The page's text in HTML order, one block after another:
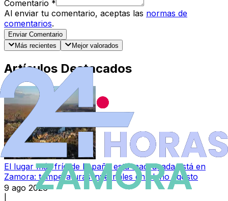
Comentario *
Al enviar tu comentario, aceptas las normas de
comentarios.
Enviar Comentario
Más recientes
Mejor valorados
Artículos Destacados
El lugar más frío de España esta madrugada está en
Zamora: temperaturas invernales en pleno agosto
9 ago 2026